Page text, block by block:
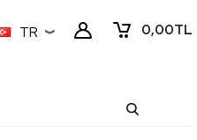
0,00TL
TR